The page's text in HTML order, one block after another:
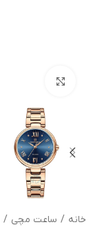
خانه / ساعت مچی /